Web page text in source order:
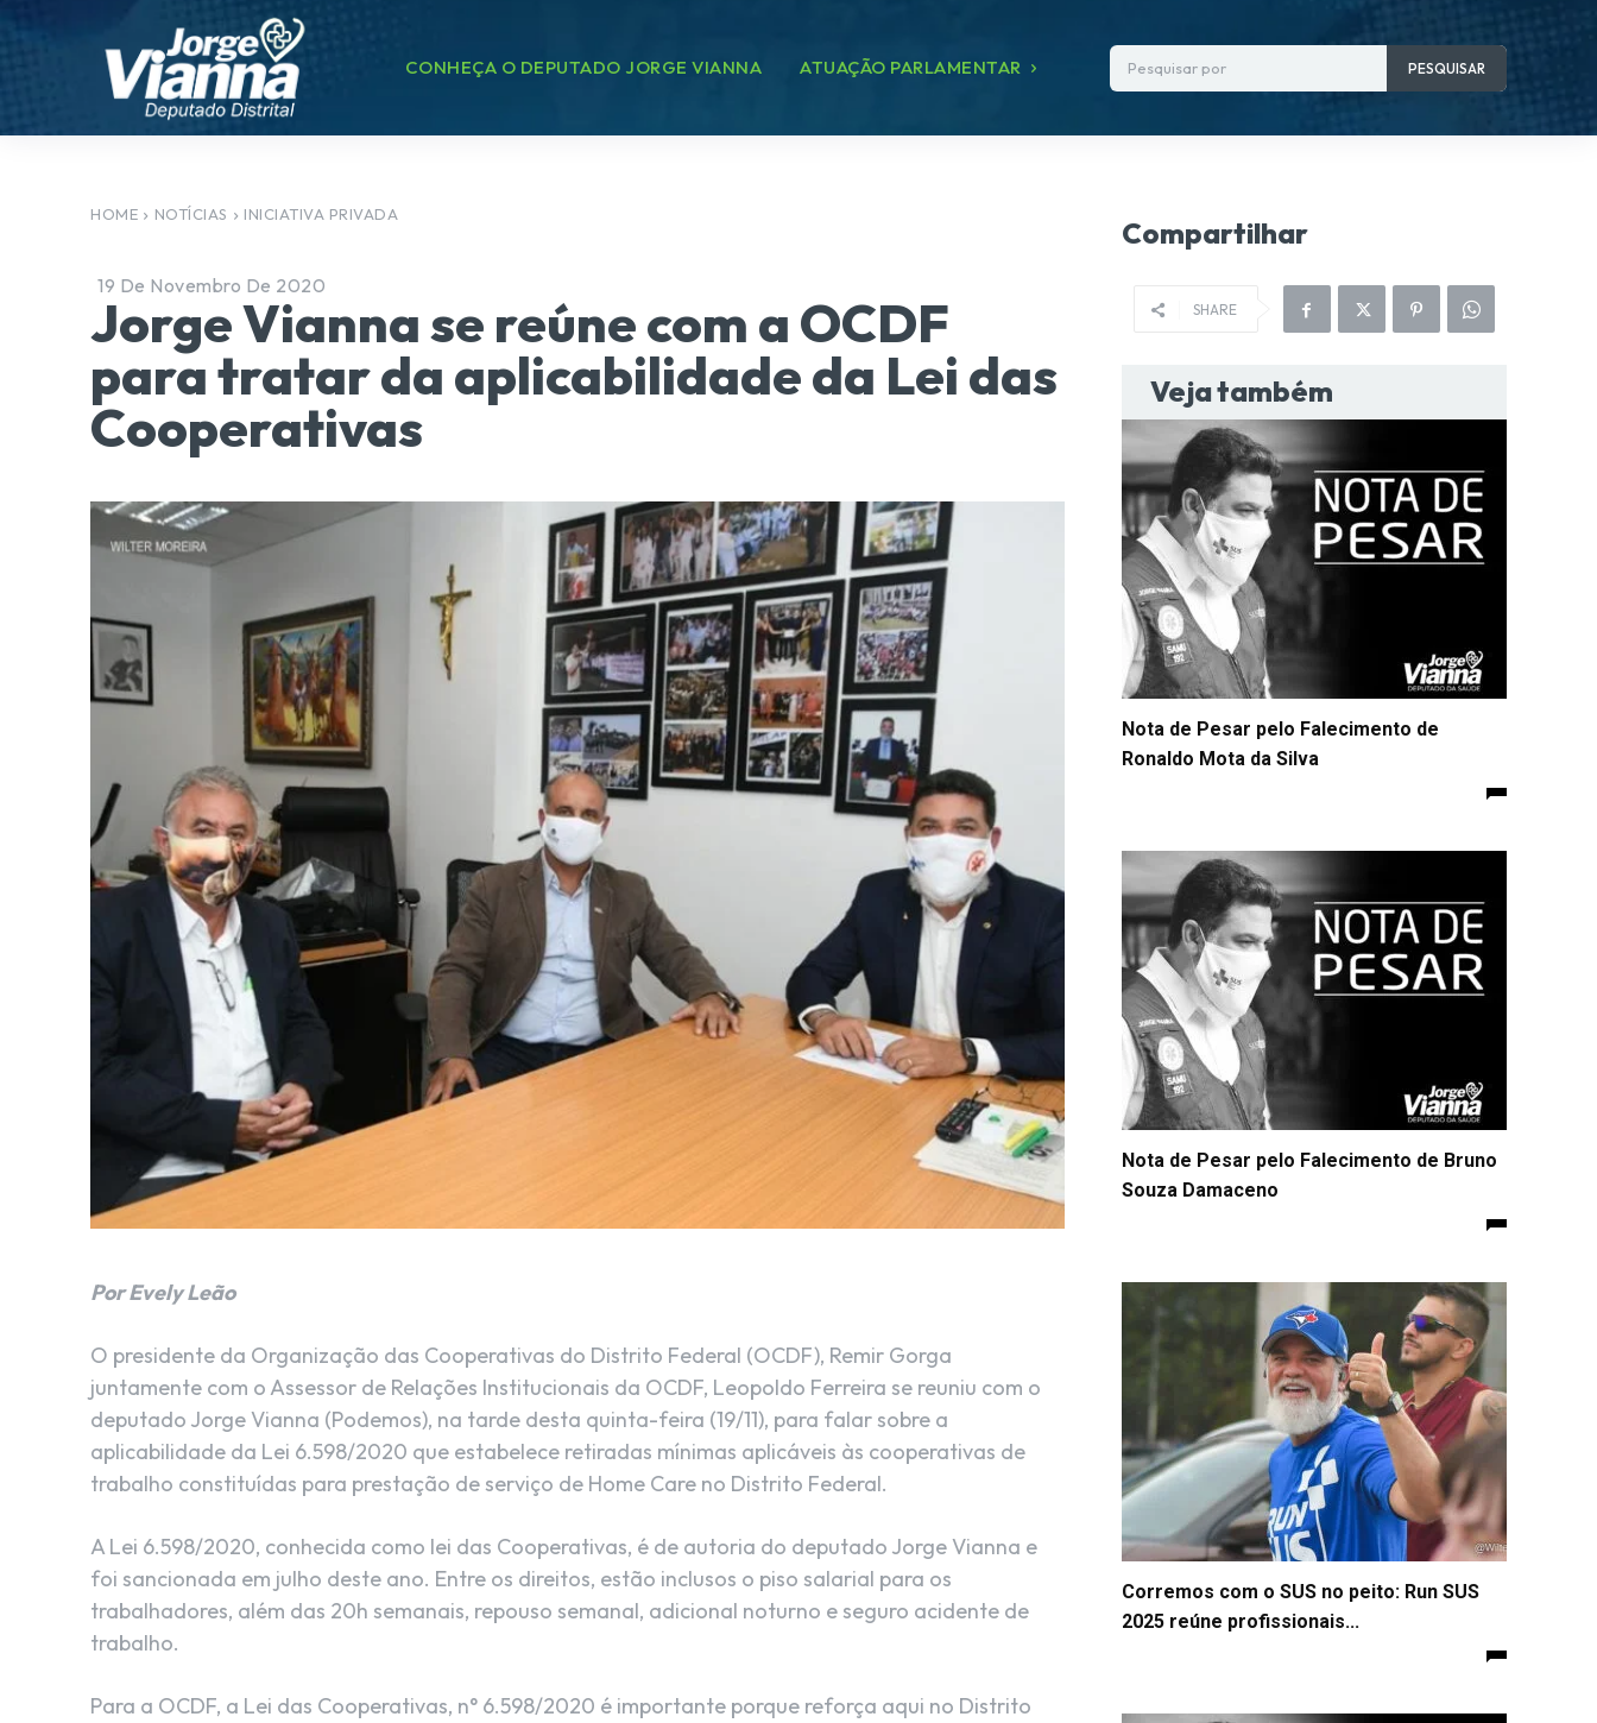
CONHEÇA O DEPUTADO JORGE VIANNA ATUAÇÃO PARLAMENTAR Pesquisar por PESQUISAR
HOME NOTÍCIAS INICIATIVA PRIVADA
19 De Novembro De 2020
Jorge Vianna se reúne com a OCDF
para tratar da aplicabilidade da Lei das
Cooperativas
Por Evely Leão
O presidente da Organização das Cooperativas do Distrito Federal (OCDF), Remir Gorga
juntamente com o Assessor de Relações Institucionais da OCDF, Leopoldo Ferreira se reuniu com o
deputado Jorge Vianna (Podemos), na tarde desta quinta-feira (19/11), para falar sobre a
aplicabilidade da Lei 6.598/2020 que estabelece retiradas mínimas aplicáveis às cooperativas de
trabalho constituídas para prestação de serviço de Home Care no Distrito Federal.
A Lei 6.598/2020, conhecida como lei das Cooperativas, é de autoria do deputado Jorge Vianna e
foi sancionada em julho deste ano. Entre os direitos, estão inclusos o piso salarial para os
trabalhadores, além das 20h semanais, repouso semanal, adicional noturno e seguro acidente de
trabalho.
Para a OCDF, a Lei das Cooperativas, n° 6.598/2020 é importante porque reforça aqui no Distrito
Compartilhar
SHARE
Veja também
Nota de Pesar pelo Falecimento de
Ronaldo Mota da Silva
Nota de Pesar pelo Falecimento de Bruno
Souza Damaceno
Corremos com o SUS no peito: Run SUS
2025 reúne profissionais...